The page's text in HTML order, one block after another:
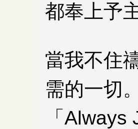
都奉上予
當我不住
需的一切
「